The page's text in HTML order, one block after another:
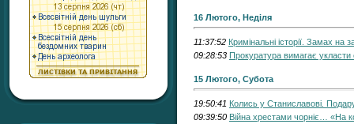
16 Лютого, Неділя
11:37:52 Кримінальні історії. Замах на
09:28:53 Прокуратура вимагає укласти
15 Лютого, Субота
19:50:41 Колись у Станиславові.
09:39:50 Війна хрестами чорніє… «На